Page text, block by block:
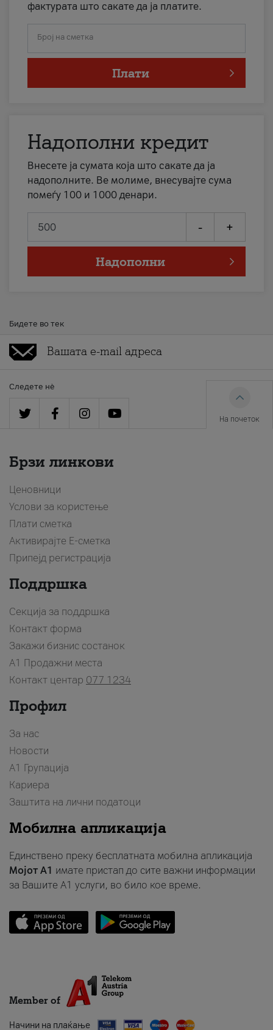
фактурата што сакате да ја платите.
Број на сметка
Плати
Надополни кредит
Внесете ја сумата која што сакате да ја
надополните. Ве молиме, внесувајте сума
помеѓу 100 и 1000 денари.
- +
Надополни
Бидете во тек
Следете нè
На почеток
Брзи линкови
Ценовници
Услови за користење
Плати сметка
Активирајте Е-сметка
Припејд регистрација
Поддршка
Секција за поддршка
Контакт форма
Закажи бизнис состанок
A1 Продажни места
Контакт центар 077 1234
Профил
За нас
Новости
А1 Групација
Кариера
Заштита на лични податоци
Мобилна апликација
Единствено преку бесплатната мобилна апликација
Мојот A1 имате пристап до сите важни информации
за Вашите A1 услуги, во било кое време.
Member of
Начини на плаќање